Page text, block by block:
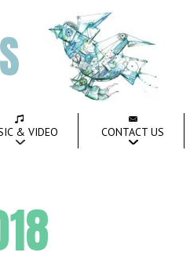
& VIDEO CONTACT US